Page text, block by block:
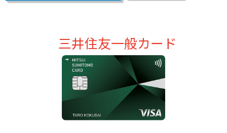
三井住友一般カード